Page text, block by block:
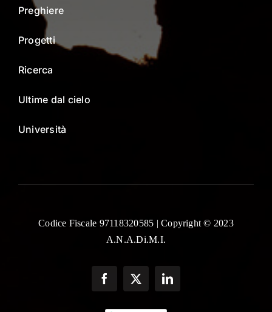
Preghiere
Progetti
Ricerca
Ultime dal cielo
Università
Codice Fiscale 97118320585 | Copyright © 2023
A.N.A.Di.M.I.